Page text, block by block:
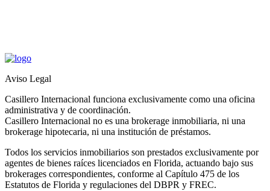
Aviso Legal
Casillero Internacional funciona exclusivamente como una oficina
administrativa y de coordinación.
Casillero Internacional no es una brokerage inmobiliaria, ni una
brokerage hipotecaria, ni una institución de préstamos.
Todos los servicios inmobiliarios son prestados exclusivamente por
agentes de bienes raíces licenciados en Florida, actuando bajo sus
brokerages correspondientes, conforme al Capítulo 475 de los
Estatutos de Florida y regulaciones del DBPR y FREC.